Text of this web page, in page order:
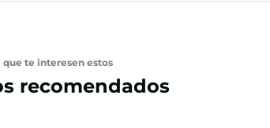
que te interesen estos
recomendados